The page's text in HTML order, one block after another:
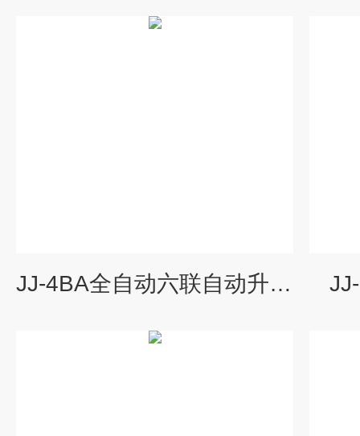
JJ-4BA全自动六联自动升降电动搅拌器